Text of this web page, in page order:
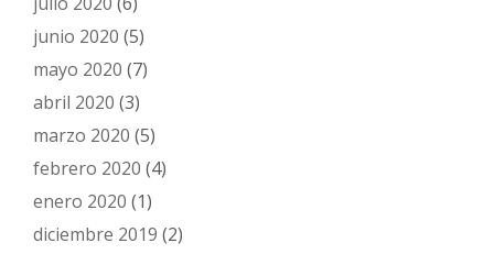
junio 2020 (5)
mayo 2020 (7)
abril 2020 (3)
marzo 2020 (5)
febrero 2020 (4)
enero 2020 (1)
diciembre 2019 (2)